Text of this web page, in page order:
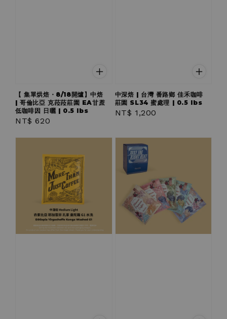
【 集單烘焙・8/18開爐】中焙
| 哥倫比亞 克菈菈莊園 EA甘蔗
低咖啡因 日曬 | 0.5 lbs
Regular
NT$ 620
中深焙 | 台灣 番路鄉 佳禾咖啡
莊園 SL34 蜜處理 | 0.5 lbs
Regular
NT$ 1,200